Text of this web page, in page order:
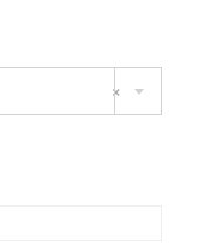
×